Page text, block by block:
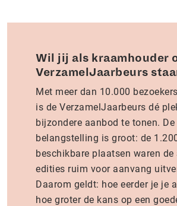
Wil jij als kraamhouder
VerzamelJaarbeurs
Met meer dan 10.000
is de VerzamelJaarbeurs dé
bijzondere aanbod te tonen. De
belangstelling is groot: de
beschikbare plaatsen waren de
edities ruim voor aanvang
Daarom geldt: hoe eerder je je
hoe groter de kans op een